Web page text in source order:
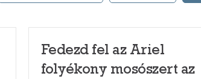
Fedezd fel az Ariel
folyékony mosószert az